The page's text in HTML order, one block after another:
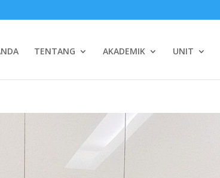
TENTANG AKADEMIK UNIT